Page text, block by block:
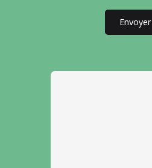
Envoyer